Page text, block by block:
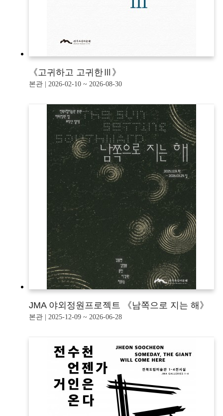
《고귀하고 고귀한Ⅲ》
본관 | 2026-02-10 ~ 2026-08-30
JMA 야외정원프로젝트 《남쪽으로 지는 해》
본관 | 2025-12-09 ~ 2026-06-28